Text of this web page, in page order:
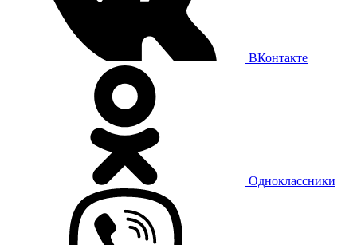
ВКонтакте
Одноклассники